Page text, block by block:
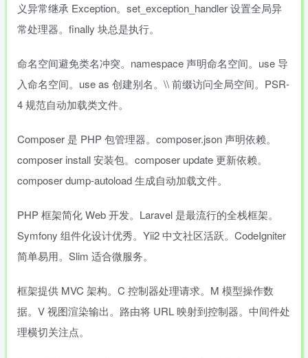
义异常继承 Exception。set_exception_handler 设置全局异
常处理器。finally 块总是执行。
命名空间避免类名冲突。namespace 声明命名空间。use 导
入命名空间。use as 创建别名。\\ 前缀访问全局空间。PSR-
4 规范自动加载类文件。
Composer 是 PHP 包管理器。composer.json 声明依赖。
composer install 安装包。composer update 更新依赖。
composer dump-autoload 生成自动加载文件。
PHP 框架简化 Web 开发。Laravel 是最流行的全栈框架。
Symfony 组件化设计优秀。Yii2 中文社区活跃。CodeIgniter
简单易用。Slim 适合微服务。
框架提供 MVC 架构。C 控制器处理请求。M 模型操作数
据。V 视图渲染输出。路由将 URL 映射到控制器。中间件处
理横切关注点。